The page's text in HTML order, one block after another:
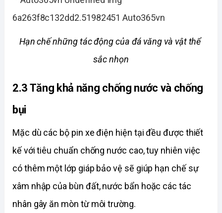
Hạn chế những tác động của đá văng và vật thể
sắc nhọn
2.3 Tăng khả năng chống nước và chống
bụi
Mặc dù các bộ pin xe điện hiện tại đều được thiết
kế với tiêu chuẩn chống nước cao, tuy nhiên việc
có thêm một lớp giáp bảo vệ sẽ giúp hạn chế sự
xâm nhập của bùn đất, nước bẩn hoặc các tác
nhân gây ăn mòn từ môi trường.